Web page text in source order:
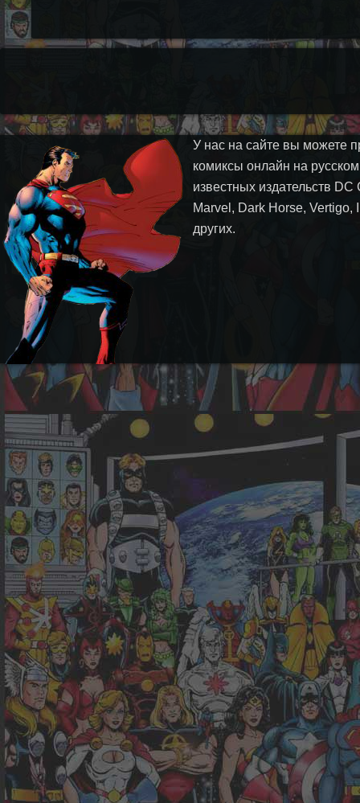
У нас на сайте вы можете
комиксы онлайн на
известных издательств DC
Marvel, Dark Horse, Vertigo,
других.